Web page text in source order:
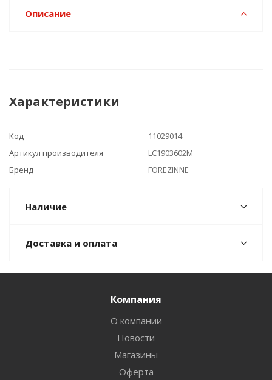
Описание
Характеристики
Код
11029014
Артикул производителя
LC1903602M
Бренд
FOREZINNE
Наличие
Доставка и оплата
Компания
О компании
Новости
Магазины
Оферта